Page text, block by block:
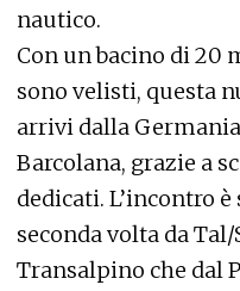
nautico.
Con un bacino di 20
sono velisti, questa
arrivi dalla
Barcolana, grazie a
dedicati. L’incontro
seconda volta da
Transalpino che dal